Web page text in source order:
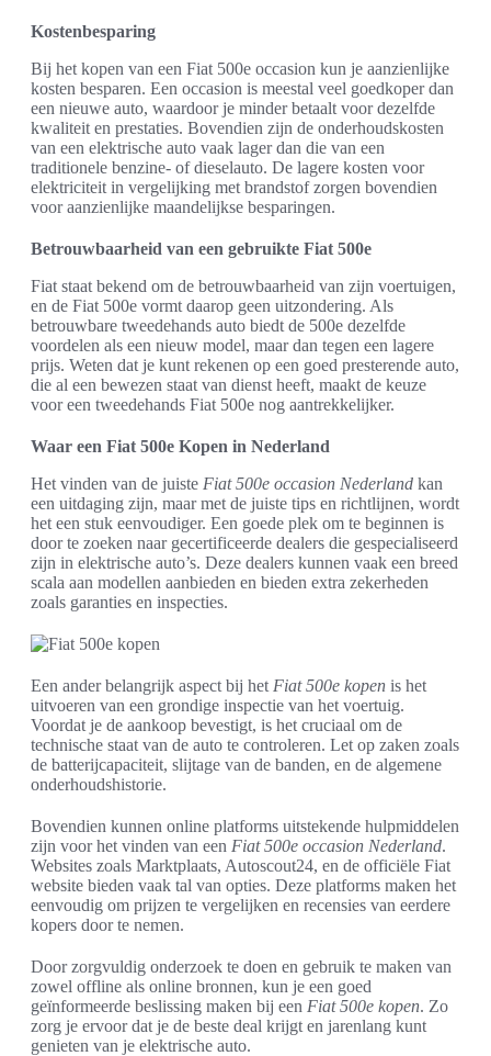
Kostenbesparing
Bij het kopen van een Fiat 500e occasion kun je aanzienlijke
kosten besparen. Een occasion is meestal veel goedkoper dan
een nieuwe auto, waardoor je minder betaalt voor dezelfde
kwaliteit en prestaties. Bovendien zijn de onderhoudskosten
van een elektrische auto vaak lager dan die van een
traditionele benzine- of dieselauto. De lagere kosten voor
elektriciteit in vergelijking met brandstof zorgen bovendien
voor aanzienlijke maandelijkse besparingen.
Betrouwbaarheid van een gebruikte Fiat 500e
Fiat staat bekend om de betrouwbaarheid van zijn voertuigen,
en de Fiat 500e vormt daarop geen uitzondering. Als
betrouwbare tweedehands auto biedt de 500e dezelfde
voordelen als een nieuw model, maar dan tegen een lagere
prijs. Weten dat je kunt rekenen op een goed presterende auto,
die al een bewezen staat van dienst heeft, maakt de keuze
voor een tweedehands Fiat 500e nog aantrekkelijker.
Waar een Fiat 500e Kopen in Nederland
Het vinden van de juiste Fiat 500e occasion Nederland kan
een uitdaging zijn, maar met de juiste tips en richtlijnen, wordt
het een stuk eenvoudiger. Een goede plek om te beginnen is
door te zoeken naar gecertificeerde dealers die gespecialiseerd
zijn in elektrische auto’s. Deze dealers kunnen vaak een breed
scala aan modellen aanbieden en bieden extra zekerheden
zoals garanties en inspecties.
Een ander belangrijk aspect bij het Fiat 500e kopen is het
uitvoeren van een grondige inspectie van het voertuig.
Voordat je de aankoop bevestigt, is het cruciaal om de
technische staat van de auto te controleren. Let op zaken zoals
de batterijcapaciteit, slijtage van de banden, en de algemene
onderhoudshistorie.
Bovendien kunnen online platforms uitstekende hulpmiddelen
zijn voor het vinden van een Fiat 500e occasion Nederland.
Websites zoals Marktplaats, Autoscout24, en de officiële Fiat
website bieden vaak tal van opties. Deze platforms maken het
eenvoudig om prijzen te vergelijken en recensies van eerdere
kopers door te nemen.
Door zorgvuldig onderzoek te doen en gebruik te maken van
zowel offline als online bronnen, kun je een goed
geïnformeerde beslissing maken bij een Fiat 500e kopen. Zo
zorg je ervoor dat je de beste deal krijgt en jarenlang kunt
genieten van je elektrische auto.